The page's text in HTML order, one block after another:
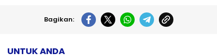
Bagikan:
UNTUK ANDA